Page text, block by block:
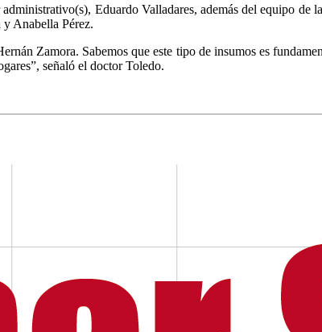
Eduardo Valladares, además del equipo de
Anabella Pérez.
Zamora. Sabemos que este tipo de insumos es
señaló el doctor Toledo.